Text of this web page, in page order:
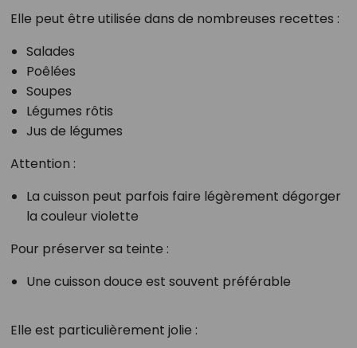
Elle peut être utilisée dans de nombreuses recettes :
Salades
Poêlées
Soupes
Légumes rôtis
Jus de légumes
Attention :
La cuisson peut parfois faire légèrement dégorger
la couleur violette
Pour préserver sa teinte :
Une cuisson douce est souvent préférable
Elle est particulièrement jolie :